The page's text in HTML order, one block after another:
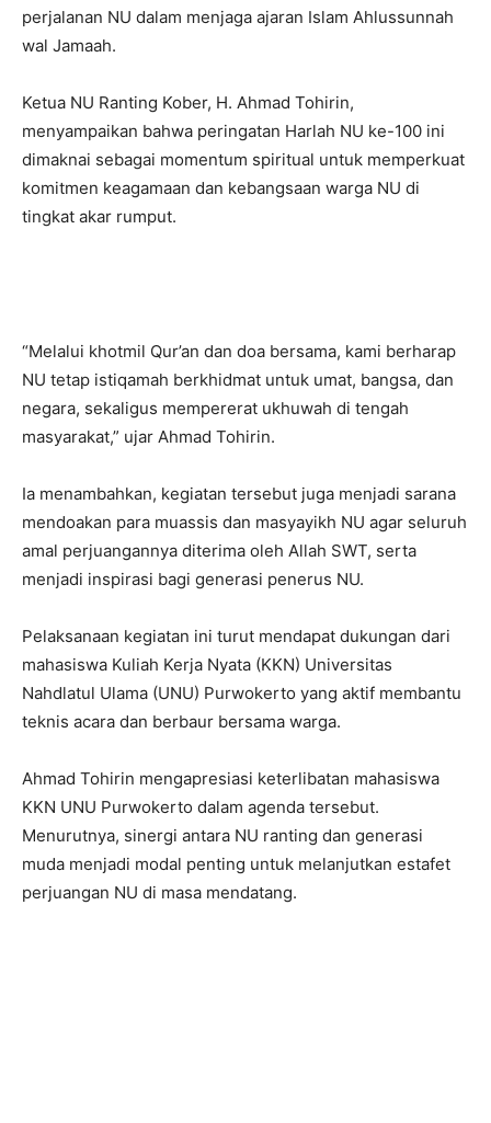
perjalanan NU dalam menjaga ajaran Islam Ahlussunnah
wal Jamaah.
Ketua NU Ranting Kober, H. Ahmad Tohirin,
menyampaikan bahwa peringatan Harlah NU ke-100 ini
dimaknai sebagai momentum spiritual untuk memperkuat
komitmen keagamaan dan kebangsaan warga NU di
tingkat akar rumput.
“Melalui khotmil Qur’an dan doa bersama, kami berharap
NU tetap istiqamah berkhidmat untuk umat, bangsa, dan
negara, sekaligus mempererat ukhuwah di tengah
masyarakat,” ujar Ahmad Tohirin.
Ia menambahkan, kegiatan tersebut juga menjadi sarana
mendoakan para muassis dan masyayikh NU agar seluruh
amal perjuangannya diterima oleh Allah SWT, serta
menjadi inspirasi bagi generasi penerus NU.
Pelaksanaan kegiatan ini turut mendapat dukungan dari
mahasiswa Kuliah Kerja Nyata (KKN) Universitas
Nahdlatul Ulama (UNU) Purwokerto yang aktif membantu
teknis acara dan berbaur bersama warga.
Ahmad Tohirin mengapresiasi keterlibatan mahasiswa
KKN UNU Purwokerto dalam agenda tersebut.
Menurutnya, sinergi antara NU ranting dan generasi
muda menjadi modal penting untuk melanjutkan estafet
perjuangan NU di masa mendatang.